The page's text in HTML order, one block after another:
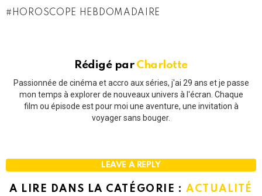
HOROSCOPE HEBDOMADAIRE
Rédigé par Charlotte
Passionnée de cinéma et accro aux séries, j'ai 29 ans et je passe
mon temps à explorer de nouveaux univers à l'écran. Chaque
film ou épisode est pour moi une aventure, une invitation à
voyager sans bouger.
LEAVE A REPLY
A LIRE DANS LA CATÉGORIE : ACTUALITÉ